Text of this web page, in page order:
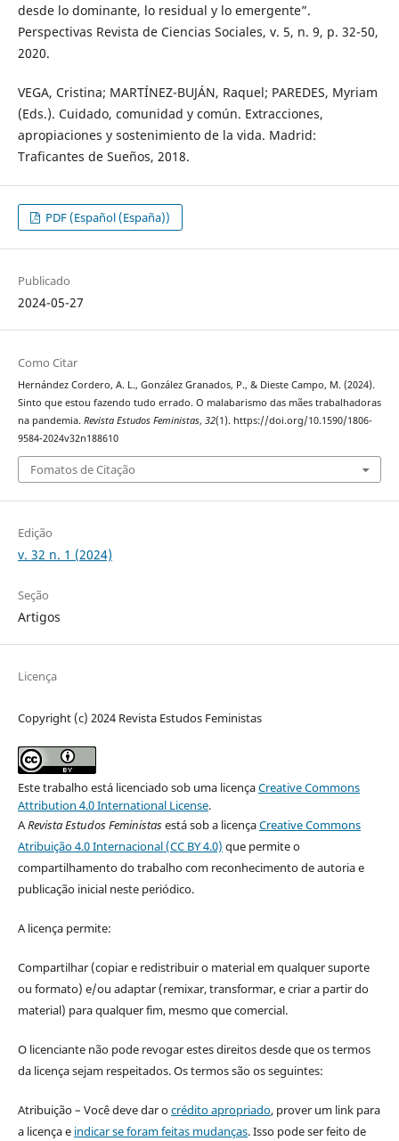
desde lo dominante, lo residual y lo emergente”.
Perspectivas Revista de Ciencias Sociales, v. 5, n. 9, p. 32-50,
2020.
VEGA, Cristina; MARTÍNEZ-BUJÁN, Raquel; PAREDES, Myriam
(Eds.). Cuidado, comunidad y común. Extracciones,
apropiaciones y sostenimiento de la vida. Madrid:
Traficantes de Sueños, 2018.
PDF (Español (España))
Publicado
2024-05-27
Como Citar
Hernández Cordero, A. L., González Granados, P., & Dieste Campo, M. (2024).
Sinto que estou fazendo tudo errado. O malabarismo das mães trabalhadoras
na pandemia. Revista Estudos Feministas, 32(1). https://doi.org/10.1590/1806-
9584-2024v32n188610
Fomatos de Citação
Edição
v. 32 n. 1 (2024)
Seção
Artigos
Licença
Copyright (c) 2024 Revista Estudos Feministas
Este trabalho está licenciado sob uma licençaCreative Commons
Attribution 4.0 International License.
ARevista Estudos Feministasestá sob a licençaCreative Commons
Atribuição 4.0 Internacional (CC BY 4.0) que permite o
compartilhamento do trabalho com reconhecimento de autoria e
publicação inicial neste periódico.
A licença permite:
Compartilhar (copiar e redistribuir o material em qualquer suporte
ou formato) e/ou adaptar (remixar, transformar, e criar a partir do
material) para qualquer fim, mesmo que comercial.
O licenciante não pode revogar estes direitos desde que os termos
da licença sejam respeitados. Os termos são os seguintes:
Atribuição – Você deve dar ocrédito apropriado, prover um link para
a licença e indicar se foram feitas mudanças. Isso pode ser feito de